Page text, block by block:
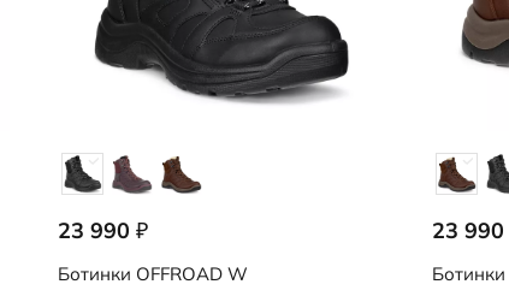
23 990 ₽
Ботинки OFFROAD W
23 990
Ботинки